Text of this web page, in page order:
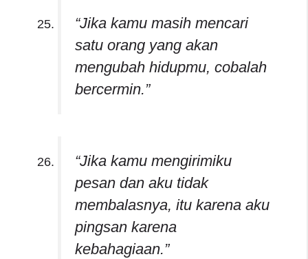
“Jika kamu masih mencari
satu orang yang akan
mengubah hidupmu, cobalah
bercermin.”
“Jika kamu mengirimiku
pesan dan aku tidak
membalasnya, itu karena aku
pingsan karena
kebahagiaan.”